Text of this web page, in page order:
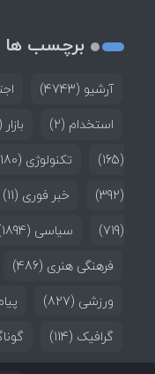
برچسب ها
آرشیو (4743)
استخدام (2) بازار
(165)
تکنولوژی (180)
(392)
خبر فوری (11)
(719)
سیاسی (1894)
فرهنگی هنری (486)
ورزشی (827)
گرافیک (114)